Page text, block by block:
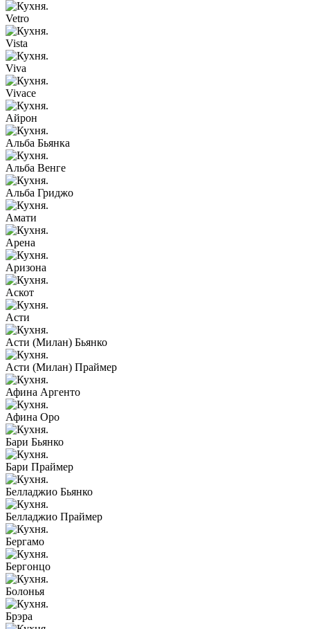
Vetro
Vista
Viva
Vivace
Айрон
Альба Бьянка
Альба Венге
Альба Гриджо
Амати
Арена
Аризона
Аскот
Асти
Асти (Милан) Бьянко
Асти (Милан) Праймер
Афина Аргенто
Афина Оро
Бари Бьянко
Бари Праймер
Белладжио Бьянко
Белладжио Праймер
Бергамо
Бергонцо
Болонья
Брэра